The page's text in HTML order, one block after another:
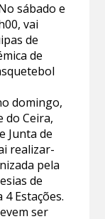
sábado e
vai
de
de
domingo,
do Ceira,
Junta de
realizar-
pela
de
Estações.
ser